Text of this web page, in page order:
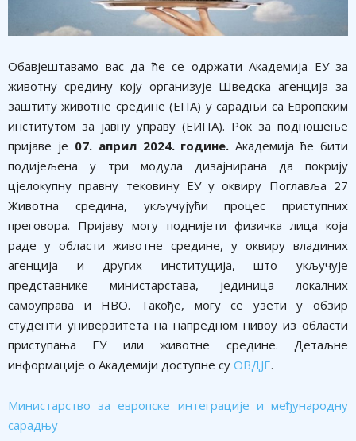
​Обавјештавамо вас да ће се одржати Академија ЕУ за
животну средину коју организује Шведска агенција за
заштиту животне средине (ЕПА) у сарадњи са Европским
институтом за јавну управу (ЕИПА). Рок за подношење
пријаве је 07. април 2024. године.Академија ће бити
подијељена у три модула дизајнирана да покрију
цјелокупну правну тековину ЕУ у оквиру Поглавља 27
Животна средина, укључујући процес приступних
преговора. Пријаву могу поднијети физичка лица која
раде у области животне средине, у оквиру владиних
агенција и других институција, што укључује
представнике министарстава, јединица локалних
самоуправа и НВО. Такође, могу се узети у обзир
студенти универзитета на напредном нивоу из области
приступања ЕУ или животне средине. Детаљне
информације о Академији доступне су ОВДЈЕ.
Министарство за европске интеграције и међународну
сарадњу